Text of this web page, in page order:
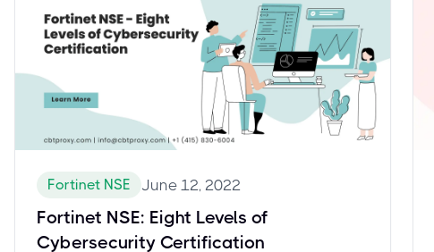
Fortinet NSE June 12, 2022
Fortinet NSE: Eight Levels of
Cybersecurity Certification